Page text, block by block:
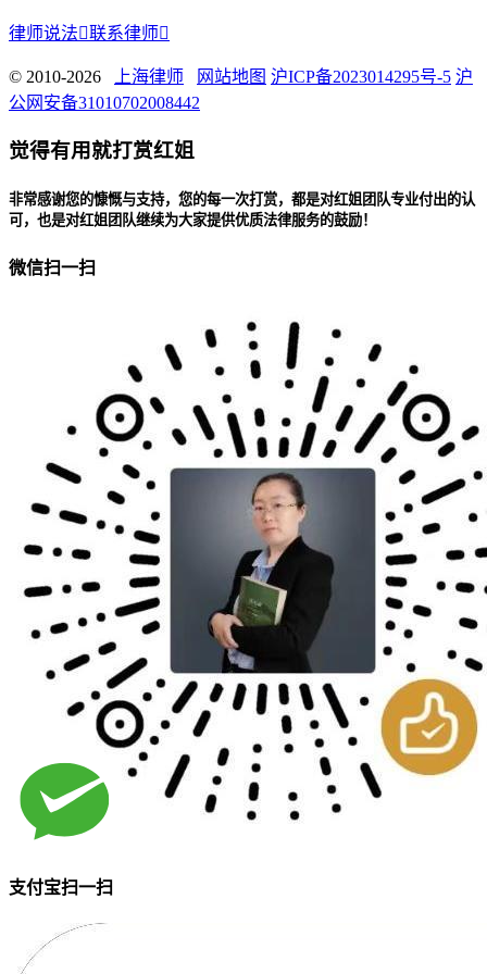
律师说法联系律师
© 2010-2026 上海律师 网站地图 沪ICP备2023014295号-5 沪
公网安备31010702008442
觉得有用就打赏红姐
非常感谢您的慷慨与支持，您的每一次打赏，都是对红姐团队专业付出的认
可，也是对红姐团队继续为大家提供优质法律服务的鼓励！
微信扫一扫
支付宝扫一扫